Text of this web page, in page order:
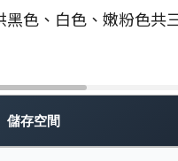
黑色、白色、嫩粉色共
儲存空間